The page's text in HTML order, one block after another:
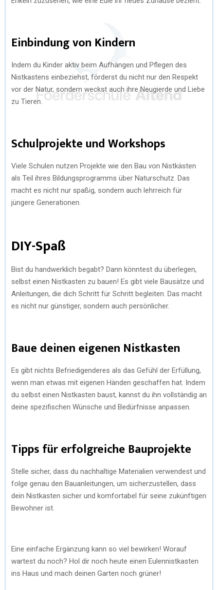
Einbindung von Kindern
Indem du Kinder aktiv beim Aufhängen und Pflegen des
Nistkastens einbeziehst, förderst du nicht nur den Respekt
vor der Natur, sondern weckst auch ihre Neugierde und Liebe
zu Tieren.
Schulprojekte und Workshops
Viele Schulen nutzen Projekte wie den Bau von Nistkästen
als Teil ihres Bildungsprogramms über Naturschutz. Das
macht es nicht nur spaßig, sondern auch lehrreich für
jüngere Generationen.
DIY-Spaß
Bist du handwerklich begabt? Dann könntest du überlegen,
selbst einen Nistkasten zu bauen! Es gibt viele Bausätze und
Anleitungen, die dich Schritt für Schritt begleiten. Das macht
es nicht nur günstiger, sondern auch persönlicher.
Baue deinen eigenen Nistkasten
Es gibt nichts Befriedigenderes als das Gefühl der Erfüllung,
wenn man etwas mit eigenen Händen geschaffen hat. Indem
du selbst einen Nistkasten baust, kannst du ihn vollständig an
deine spezifischen Wünsche und Bedürfnisse anpassen.
Tipps für erfolgreiche Bauprojekte
Stelle sicher, dass du nachhaltige Materialien verwendest und
folge genau den Bauanleitungen, um sicherzustellen, dass
dein Nistkasten sicher und komfortabel für seine zukünftigen
Bewohner ist.
Eine einfache Ergänzung kann so viel bewirken! Worauf
wartest du noch? Hol dir noch heute einen Eulennistkasten
ins Haus und mach deinen Garten noch grüner!